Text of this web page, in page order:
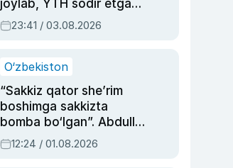
joylab, YTH sodir etgan
ayolga sud hukmi o‘qildi
23:41 / 03.08.2026
O‘zbekiston
“Sakkiz qator she’rim
boshimga sakkizta
bomba bo‘lgan”. Abdulla
Oripovni siyosiy
ayblovlardan asrab
12:24 / 01.08.2026